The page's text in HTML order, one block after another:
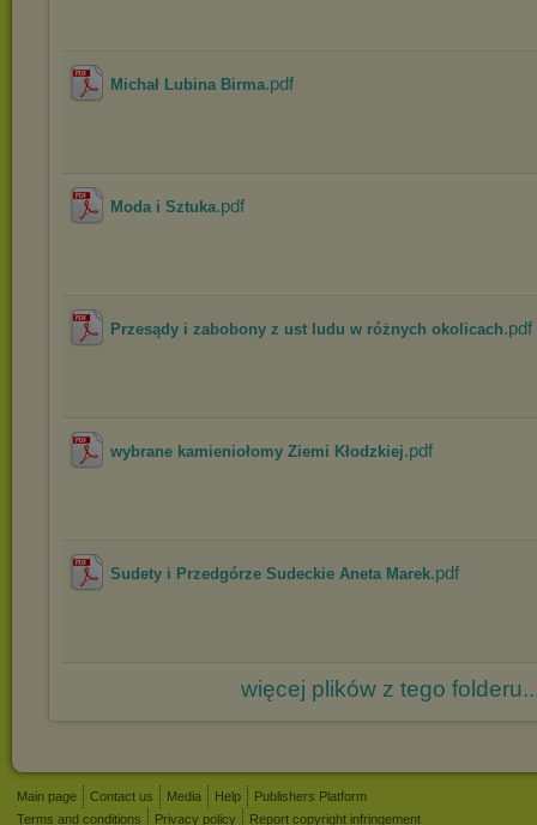
Michał Lubina Birma.pdf
Moda i Sztuka.pdf
Przesądy i zabobony z ust ludu w różnych okolicach.pdf
wybrane kamieniołomy Ziemi Kłodzkiej.pdf
Sudety i Przedgórze Sudeckie Aneta Marek.pdf
więcej plików z tego
Main page Contact us Media Help
Publishers Platform
Terms and conditions
Privacy policy Report copyright infringement